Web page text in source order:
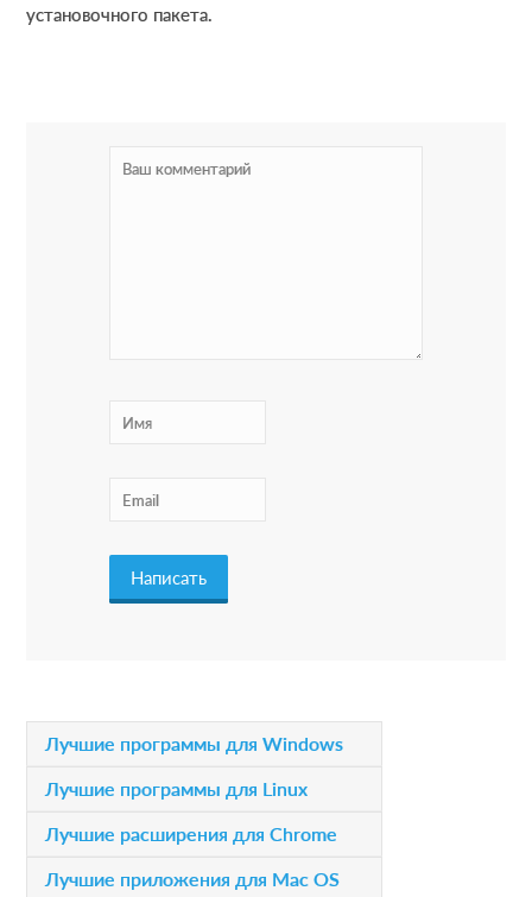
установочного пакета.
i
o
n
P
m
Лучшие программы для Windows
Лучшие программы для Linux
Лучшие расширения для Chrome
Лучшие приложения для Mac OS